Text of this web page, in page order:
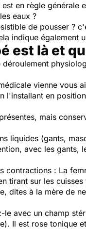
en règle
eaux ?
de pousser ?
indique également
est là et
vienne vous
l'installant en
mais
liquides (gants,
avec les gants,
contractions : La
tirant sur les
dites à la mère de
avec un champ
Il est rose tonique